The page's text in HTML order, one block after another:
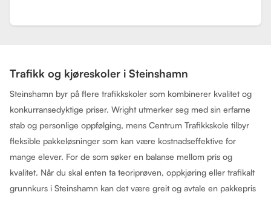
Trafikk og kjøreskoler i Steinshamn
Steinshamn byr på flere trafikkskoler som kombinerer kvalitet og
konkurransedyktige priser. Wright utmerker seg med sin erfarne
stab og personlige oppfølging, mens Centrum Trafikkskole tilbyr
fleksible pakkeløsninger som kan være kostnadseffektive for
mange elever. For de som søker en balanse mellom pris og
kvalitet. Når du skal enten ta teoriprøven, oppkjøring eller trafikalt
grunnkurs i Steinshamn kan det være greit og avtale en pakkepris